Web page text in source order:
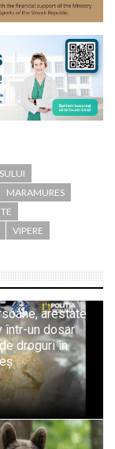
MARAMURES
VIPERE
arestate
într-un dosar
droguri în